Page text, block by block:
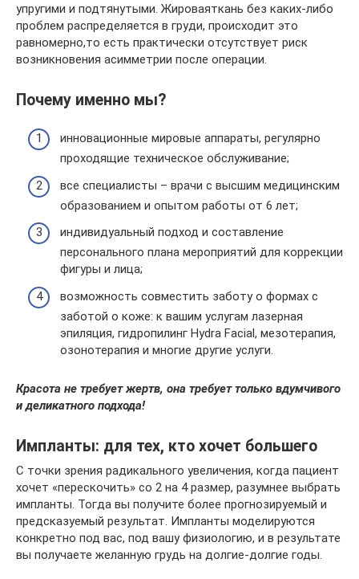
упругими и подтянутыми. Жироваяткань без каких-либо
проблем распределяется в груди, происходит это
равномерно,то есть практически отсутствует риск
возникновения асимметрии после операции.
Почему именно мы?
инновационные мировые аппараты, регулярно
проходящие техническое обслуживание;
все специалисты – врачи с высшим медицинским
образованием и опытом работы от 6 лет;
индивидуальный подход и составление
персонального плана мероприятий для коррекции
фигуры и лица;
возможность совместить заботу о формах с
заботой о коже: к вашим услугам лазерная
эпиляция, гидропилинг Hydra Facial, мезотерапия,
озонотерапия и многие другие услуги.
Красота не требует жертв, она требует только вдумчивого
и деликатного подхода!
Импланты: для тех, кто хочет большего
С точки зрения радикального увеличения, когда пациент
хочет «перескочить» со 2 на 4 размер, разумнее выбрать
импланты. Тогда вы получите более прогнозируемый и
предсказуемый результат. Импланты моделируются
конкретно под вас, под вашу физиологию, и в результате
вы получаете желанную грудь на долгие-долгие годы.